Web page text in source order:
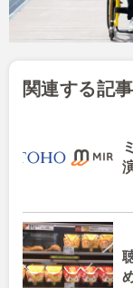
関連する記事